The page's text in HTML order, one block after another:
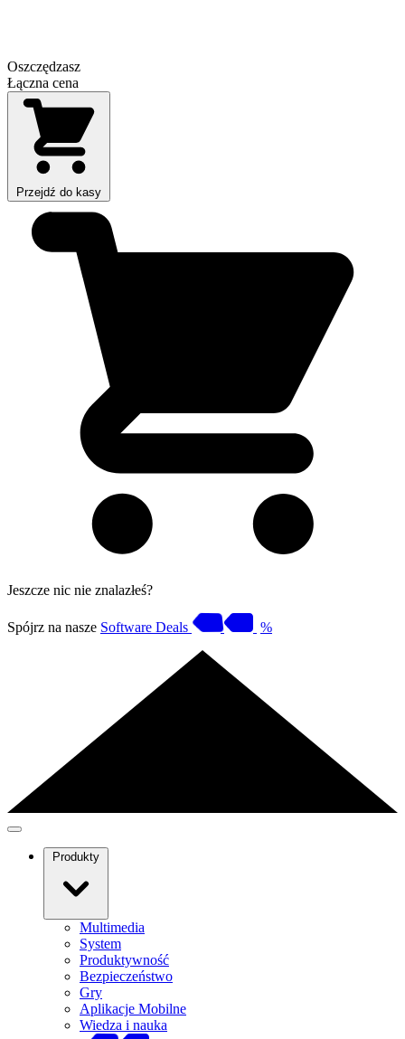
Oszczędzasz
Łączna cena
Przejdź do kasy
Jeszcze nic nie znalazłeś?
Spójrz na nasze Software Deals %
Produkty
Multimedia
System
Produktywność
Bezpieczeństwo
Gry
Aplikacje Mobilne
Wiedza i nauka